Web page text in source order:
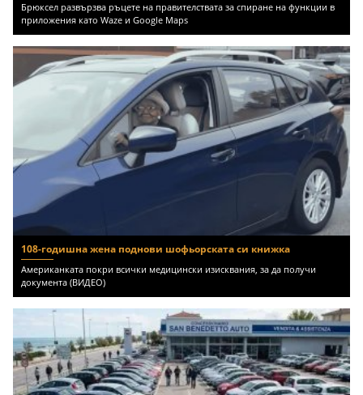
Брюксел развързва ръцете на правителствата за спиране на функции в
приложения като Waze и Google Maps
108-годишна жена поднови шофьорската си книжка
Американката покри всички медицински изисквания, за да получи
документа (ВИДЕО)